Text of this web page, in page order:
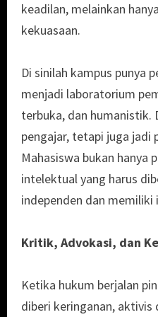
keadilan, melainkan
kekuasaan.
Di sinilah kampus punya
menjadi laboratorium
terbuka, dan humanistik.
pengajar, tetapi juga jadi
Mahasiswa bukan hanya
intelektual yang harus
independen dan
Kritik, Advokasi, dan
Ketika hukum berjalan
diberi keringanan, aktivis